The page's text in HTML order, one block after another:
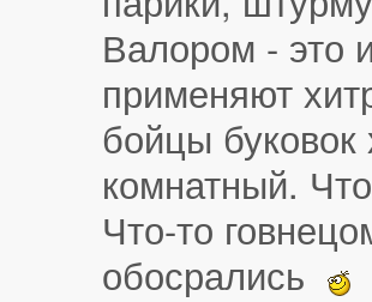
Валором - это
применяют
бойцы буковок
комнатный.
Что-то
обосрались